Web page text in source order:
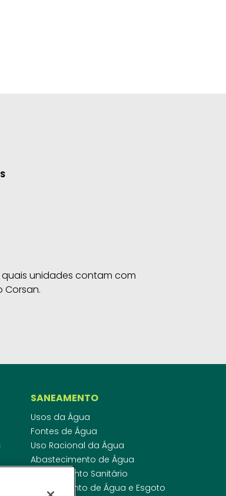
unidades contam com
Corsan.
SANEAMENTO
Usos da Água
Fontes de Água
Uso Racional da Água
Abastecimento de Água
Esgotamento Sanitário
Regulamento de Água e Esgoto